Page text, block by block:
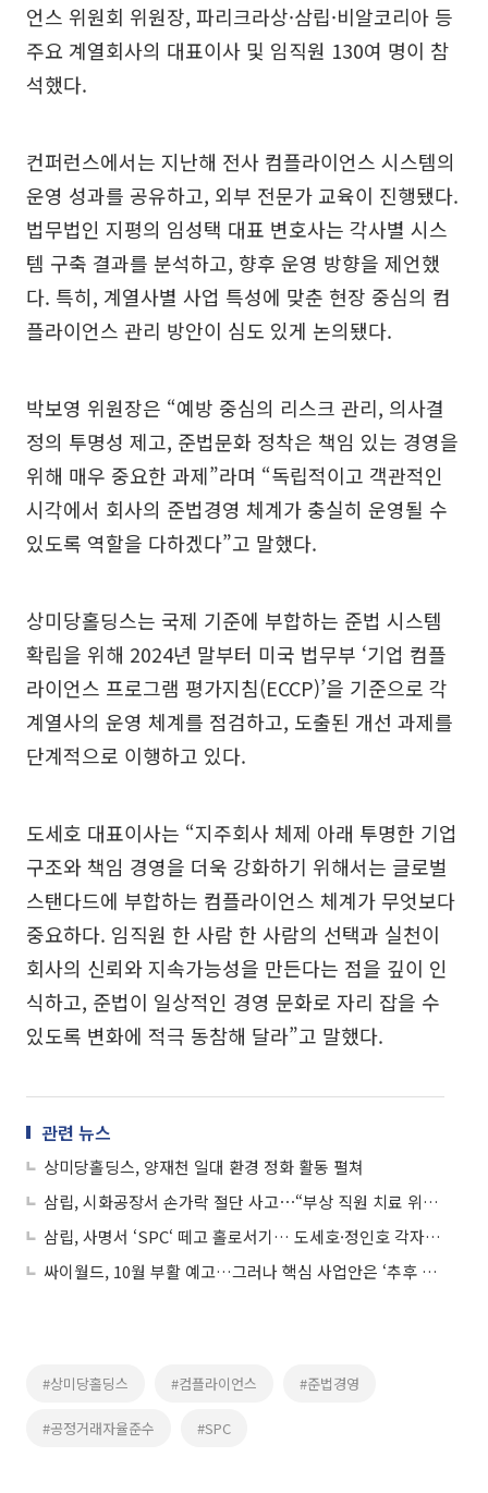
언스 위원회 위원장, 파리크라상·삼립·비알코리아 등
주요 계열회사의 대표이사 및 임직원 130여 명이 참
석했다.
컨퍼런스에서는 지난해 전사 컴플라이언스 시스템의
운영 성과를 공유하고, 외부 전문가 교육이 진행됐다.
법무법인 지평의 임성택 대표 변호사는 각사별 시스
템 구축 결과를 분석하고, 향후 운영 방향을 제언했
다. 특히, 계열사별 사업 특성에 맞춘 현장 중심의 컴
플라이언스 관리 방안이 심도 있게 논의됐다.
박보영 위원장은 “예방 중심의 리스크 관리, 의사결
정의 투명성 제고, 준법문화 정착은 책임 있는 경영을
위해 매우 중요한 과제”라며 “독립적이고 객관적인
시각에서 회사의 준법경영 체계가 충실히 운영될 수
있도록 역할을 다하겠다”고 말했다.
상미당홀딩스는 국제 기준에 부합하는 준법 시스템
확립을 위해 2024년 말부터 미국 법무부 ‘기업 컴플
라이언스 프로그램 평가지침(ECCP)’을 기준으로 각
계열사의 운영 체계를 점검하고, 도출된 개선 과제를
단계적으로 이행하고 있다.
도세호 대표이사는 “지주회사 체제 아래 투명한 기업
구조와 책임 경영을 더욱 강화하기 위해서는 글로벌
스탠다드에 부합하는 컴플라이언스 체계가 무엇보다
중요하다. 임직원 한 사람 한 사람의 선택과 실천이
회사의 신뢰와 지속가능성을 만든다는 점을 깊이 인
식하고, 준법이 일상적인 경영 문화로 자리 잡을 수
있도록 변화에 적극 동참해 달라”고 말했다.
관련 뉴스
상미당홀딩스, 양재천 일대 환경 정화 활동 펼쳐
삼립, 시화공장서 손가락 절단 사고⋯“부상 직원 치료 위해 최선”
삼립, 사명서 ‘SPC‘ 떼고 홀로서기… 도세호·정인호 각자대표 선임
싸이월드, 10월 부활 예고…그러나 핵심 사업안은 ‘추후 공개’
#상미당홀딩스 #컴플라이언스 #준법경영
#공정거래자율준수 #SPC